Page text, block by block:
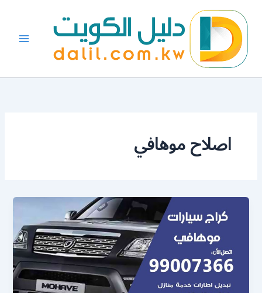
المحتوى
اصلاح موهافي